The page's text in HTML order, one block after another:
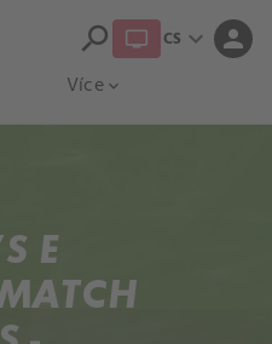
Více expand_more
search CS expand_more person
E